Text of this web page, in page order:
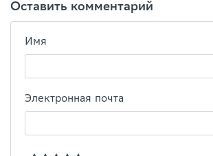
Оставить комментарий
Имя
Электронная почта